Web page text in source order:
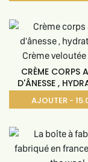
CRÈME CORPS
D'ÂNESSE ,
AJOUTER -